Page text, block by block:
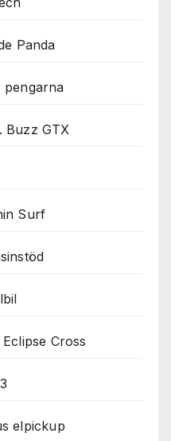
Panda
Buzz GTX
Surf
Cross
elpickup